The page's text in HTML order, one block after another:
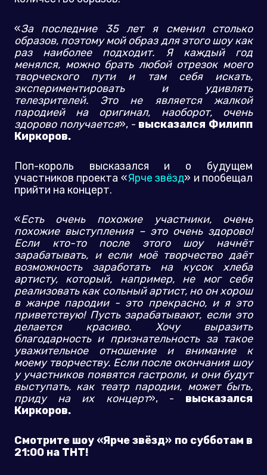
«За последние 35 лет я сменил столько
образов, поэтому мой образ для этого шоу как
раз наиболее подходит. Я каждый год
менялся, можно брать любой отрезок моего
творческого пути и там себя искать,
экспериментировать и удивлять
телезрителей. Это не является жалкой
пародией на оригинал, наоборот, очень
здорово получается», - высказался Филипп
Киркоров.
Поп-король высказался и о будущем
участников проекта «Ярче звёзд» и пообещал
прийти на концерт.
«Есть очень похожие участники, очень
похожие выступления – это очень здорово!
Если кто-то после этого шоу начнёт
зарабатывать, и если моё творчество даёт
возможность заработать на кусок хлеба
артисту, который, например, не мог себя
реализовать как сольный артист, но он хорош
в жанре пародии - это прекрасно, и я это
приветствую! Пусть зарабатывают, если это
делается красиво. Хочу выразить
благодарность и признательность за такое
уважительное отношение и внимание к
моему творчеству. Если после окончания шоу
у участников появятся гастроли, и они будут
выступать, как театр пародии, может быть,
приду на их концерт», - высказался
Киркоров.
Смотрите шоу «Ярче звёзд» по субботам в
21:00 на ТНТ!